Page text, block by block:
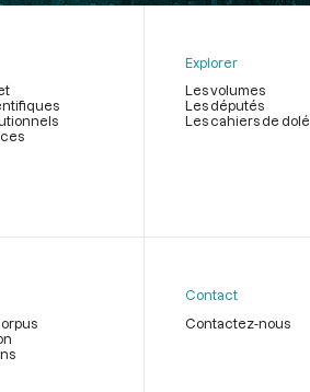
Explorer
Les volumes
Les députés
Les cahiers de
Contact
Contactez-nous